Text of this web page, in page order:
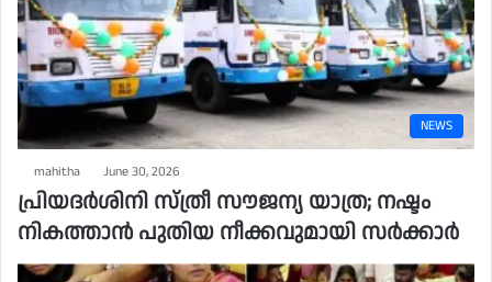
NEWS
mahitha June 30, 2026
പ്രിയദ‌ർശിനി സ്ത്രീ സൗജന്യ യാത്ര; നഷ്ടം
നികത്താൻ പുതിയ നീക്കവുമായി സർക്കാർ